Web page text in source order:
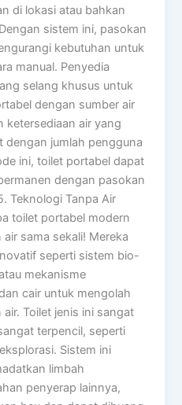
di lokasi atau bahkan
sistem ini, pasokan
kebutuhan untuk
manual. Penyedia
selang khusus untuk
dengan sumber air
ketersediaan air yang
dengan jumlah pengguna
ini, toilet portabel dapat
dengan pasokan
Teknologi Tanpa Air
toilet portabel modern
sama sekali! Mereka
seperti sistem bio-
mekanisme
cair untuk mengolah
Toilet jenis ini sangat
terpencil, seperti
Sistem ini
limbah
penyerap lainnya,